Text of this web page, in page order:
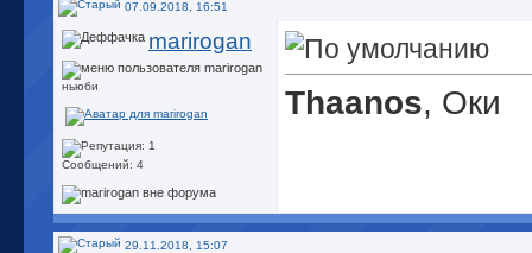
07.09.2018, 16:51
marirogan
ньюби
Сообщений: 4
Thaanos, Оки
29.11.2018, 15:07